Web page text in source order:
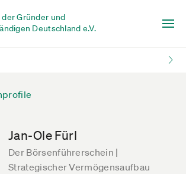
der Gründer und
Deutschland e.V.
Jan-Ole Fürl
Der Börsenführerschein |
Strategischer Vermögensaufbau